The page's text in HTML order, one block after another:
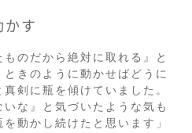
す
ものだから絶対に取れる』と
きのように動かせばどうに
剣に瓶を傾けていました。
な』と気づいたような気も
動かし続けたと思います」